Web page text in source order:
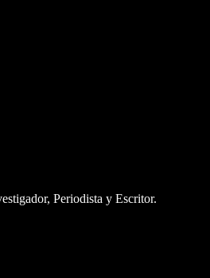
Periodista y Escritor.